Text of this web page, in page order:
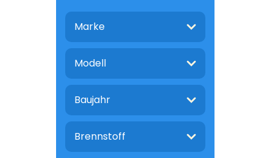
Marke
Modell
Baujahr
Brennstoff